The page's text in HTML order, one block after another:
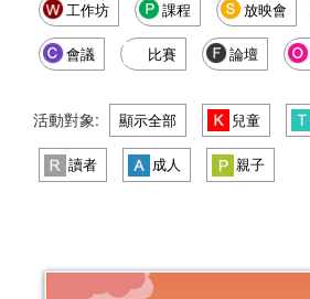
工作坊 課程 放映會
會議 比賽 論壇
活動對象: 顯示全部 兒童
讀者 成人 親子